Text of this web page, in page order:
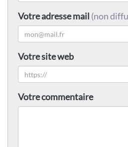
Votre adresse mail (non
Votre site web
Votre commentaire